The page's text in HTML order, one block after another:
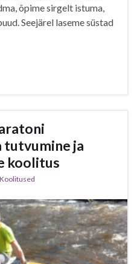
õpime sirgelt istuma,
Seejärel laseme süstad
tutvumine ja
koolitus
Koolitused